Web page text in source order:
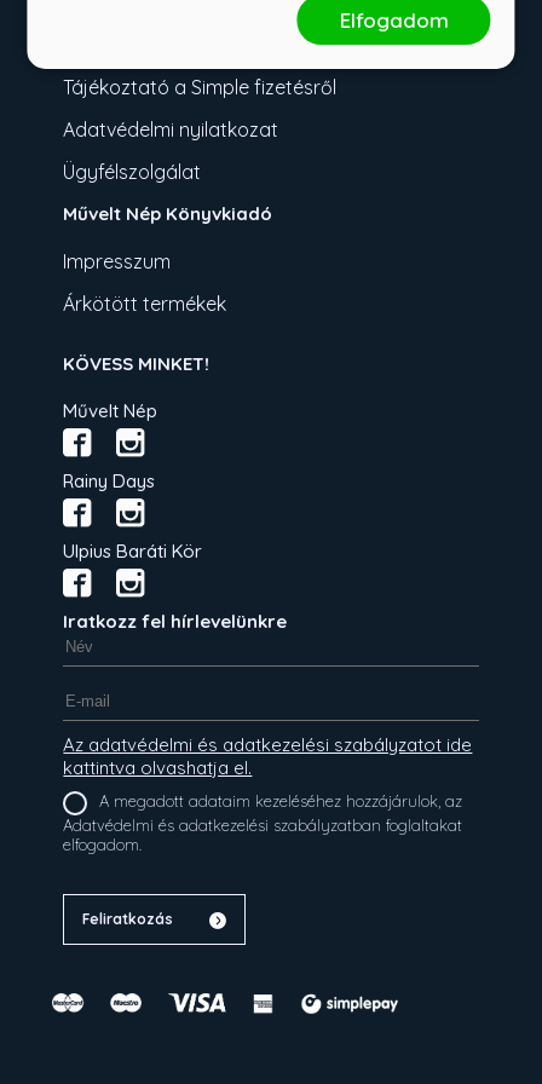
Tájékoztató a Simple fizetésről
Adatvédelmi nyilatkozat
Ügyfélszolgálat
Művelt Nép Könyvkiadó
Impresszum
Árkötött termékek
KÖVESS MINKET!
Művelt Nép
Rainy Days
Ulpius Baráti Kör
Iratkozz fel hírlevelünkre
Az adatvédelmi és adatkezelési szabályzatot ide
kattintva olvashatja el.
A megadott adataim kezeléséhez hozzájárulok, az
Adatvédelmi és adatkezelési szabályzatban foglaltakat
elfogadom.
Feliratkozás
Elfogadom